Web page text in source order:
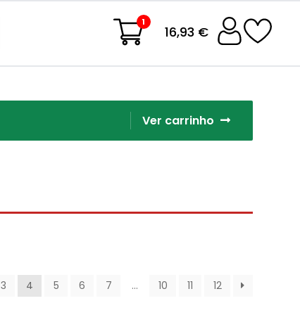
1
16,93 €
Ver carrinho
3 4 5 6 7 … 10 11 12